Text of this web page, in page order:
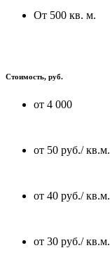
От 500 кв. м.
Стоимость, руб.
от 4 000
от 50 руб./ кв.м.
от 40 руб./ кв.м.
от 30 руб./ кв.м.